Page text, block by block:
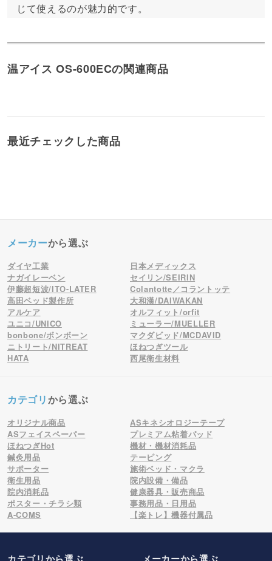
じて使えるのが魅力的です。
温アイス OS-600ECの関連商品
最近チェックした商品
メーカーから選ぶ
ダイヤ工業
日本メディックス
ナガイレーベン
セイリン/SEIRIN
伊藤超短波/ITO-LATER
Colantotte／コラントッテ
高田ベッド製作所
大和漢/DAIWAKAN
アルケア
オルフィット/orfit
ユニコ/UNICO
ミューラー/MUELLER
bonbone/ボンボーン
マクダビッド/MCDAVID
ニトリート/NITREAT
ほねつぎツール
HATA
西尾衛生材料
カテゴリから選ぶ
オリジナル商品
ASキネシオロジーテープ
ASフェイスペーパー
プレミアム粘着パッド
ほねつぎHot
機材・機材消耗品
鍼灸用品
テーピング
サポーター
施術ベッド・マクラ
衛生用品
院内設備・備品
院内消耗品
健康器具・販売商品
ポスター・チラシ類
事務用品・日用品
A-COMS
【楽トレ】機器付属品